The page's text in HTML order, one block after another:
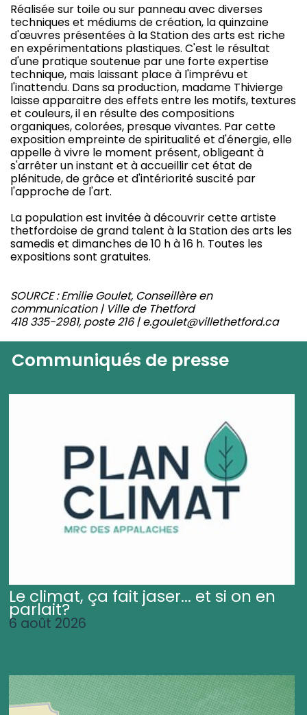
Réalisée sur toile ou sur panneau avec diverses
techniques et médiums de création, la quinzaine
d'œuvres présentées à la Station des arts est riche
en expérimentations plastiques. C'est le résultat
d'une pratique soutenue par une forte expertise
technique, mais laissant place à l'imprévu et
l'inattendu. Dans sa production, madame Thivierge
laisse apparaitre des effets entre les motifs, textures
et couleurs, il en résulte des compositions
organiques, colorées, presque vivantes. Par cette
exposition empreinte de spiritualité et d'énergie, elle
appelle à vivre le moment présent, obligeant à
s'arrêter un instant et à accueillir cet état de
plénitude, de grâce et d'intériorité suscité par
l'approche de l'art.
La population est invitée à découvrir cette artiste
thetfordoise de grand talent à la Station des arts les
samedis et dimanches de 10 h à 16 h. Toutes les
expositions sont gratuites.
SOURCE : Emilie Goulet, Conseillère en
communication | Ville de Thetford
418 335-2981, poste 216 | e.goulet@villethetford.ca
Communiqués de presse
Le climat, ça fait jaser... et si on en
parlait?
6 août 2026